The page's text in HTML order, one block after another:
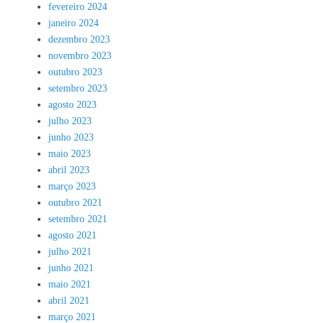
fevereiro 2024
janeiro 2024
dezembro 2023
novembro 2023
outubro 2023
setembro 2023
agosto 2023
julho 2023
junho 2023
maio 2023
abril 2023
março 2023
outubro 2021
setembro 2021
agosto 2021
julho 2021
junho 2021
maio 2021
abril 2021
março 2021